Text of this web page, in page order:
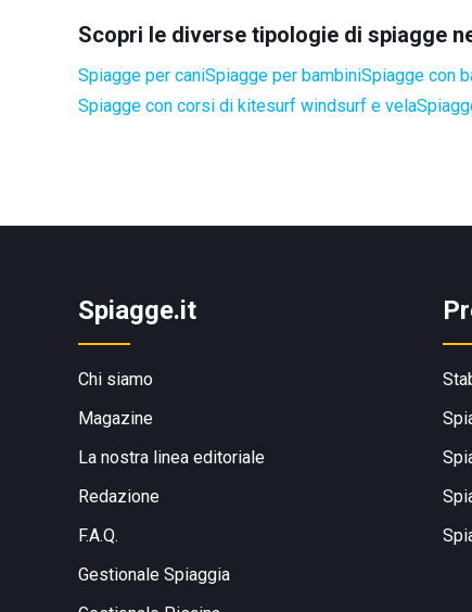
Scopri le diverse tipologie di spiagge
Spiagge per caniSpiagge per bambiniSpiagge con
Spiagge con corsi di kitesurf windsurf e vela
Spiagge.it
Chi siamo
Magazine
La nostra linea editoriale
Redazione
F.A.Q.
Gestionale Spiaggia